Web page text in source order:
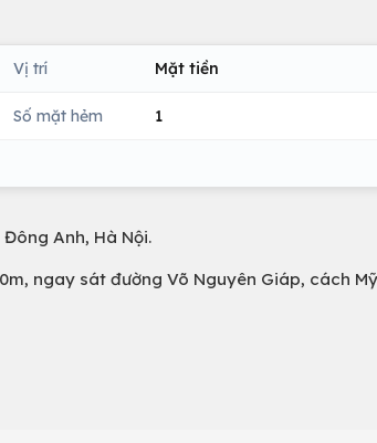
Vị trí Mặt tiền
Số mặt hẻm 1
Anh, Hà Nội.
ngay sát đường Võ Nguyên Giáp, cách